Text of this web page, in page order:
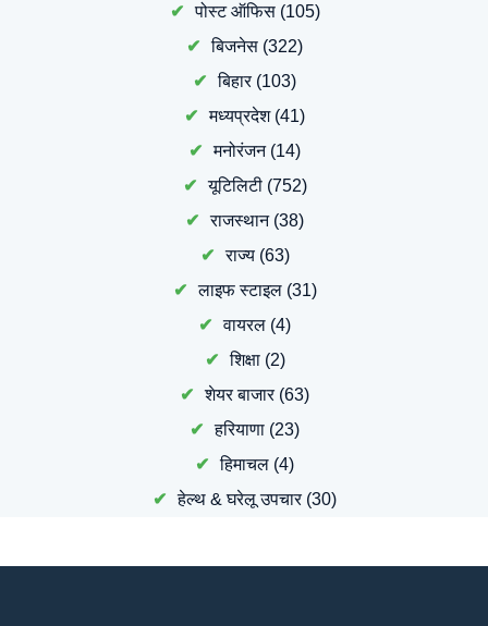
पोस्ट ऑफिस(105)
बिजनेस (322)
बिहार(103)
मध्यप्रदेश(41)
मनोरंजन(14)
यूटिलिटी(752)
राजस्थान(38)
राज्य(63)
लाइफ स्टाइल(31)
वायरल (4)
शिक्षा(2)
शेयर बाजार(63)
हरियाणा (23)
हिमाचल (4)
हेल्थ & घरेलू उपचार(30)